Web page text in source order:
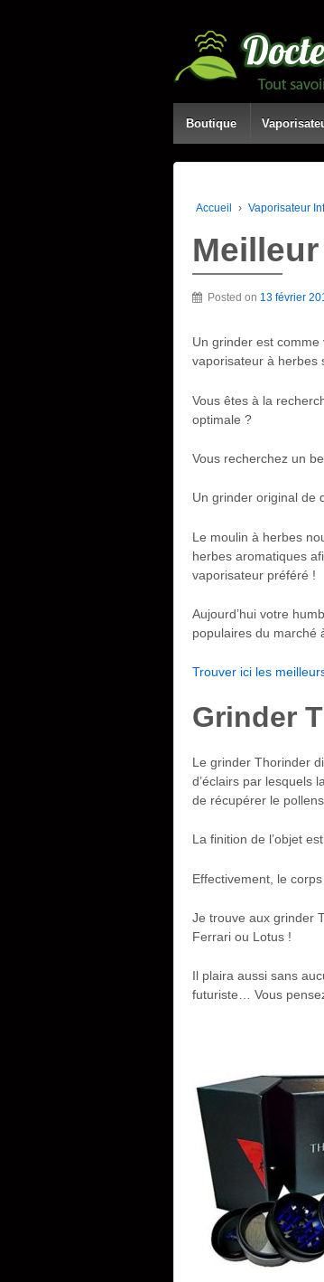
Boutique
Accueil › Vaporisateur
Posted on 13 février
Un grinder est
vaporisateur à herbes
Vous êtes à la
optimale ?
Vous recherchez un
Un grinder original de
Le moulin à herbes
herbes aromatiques
vaporisateur préféré !
Aujourd’hui votre
populaires du marché
Trouver ici les
Grinder
Le grinder Thorinder
d’éclairs par lesquels
de récupérer le
La finition de l’objet
Effectivement, le
Je trouve aux grinder
Ferrari ou Lotus !
Il plaira aussi sans
futuriste… Vous